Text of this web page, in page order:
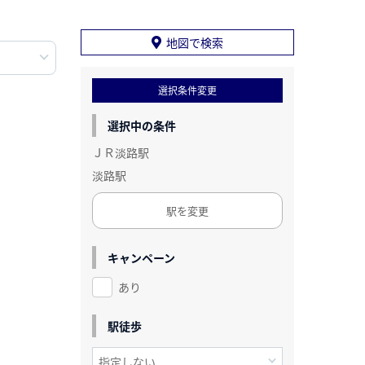
地図で検索
選択条件変更
選択中の条件
ＪＲ淡路駅
淡路駅
駅を変更
キャンペーン
あり
駅徒歩